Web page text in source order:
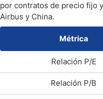
por contratos de precio fijo
Airbus y China.
Métrica
Relación P/E
Relación P/B